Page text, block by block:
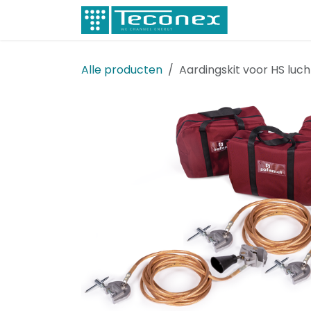
Overslaan naar inhoud
Alle producten Aardingskit voor HS